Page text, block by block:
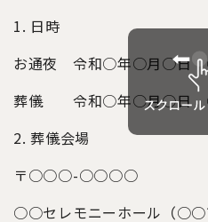
1. 日時
お通夜 令和○年○月○日
葬儀 令和○年○月○日
2. 葬儀会場
〒○○○-○○○○
○○セレモニーホール（